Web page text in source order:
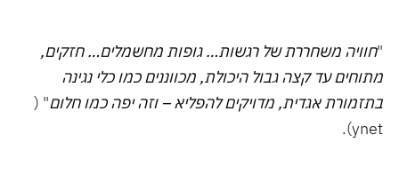
"חוויה משחררת של רגשות… גופות מחשמלים… חזקים,
מתוחים עד קצה גבול היכולת, מכווננים כמו כלי נגינה
בתזמורת אגדית, מדויקים להפליא – וזה יפה כמו חלום" (
ynet).